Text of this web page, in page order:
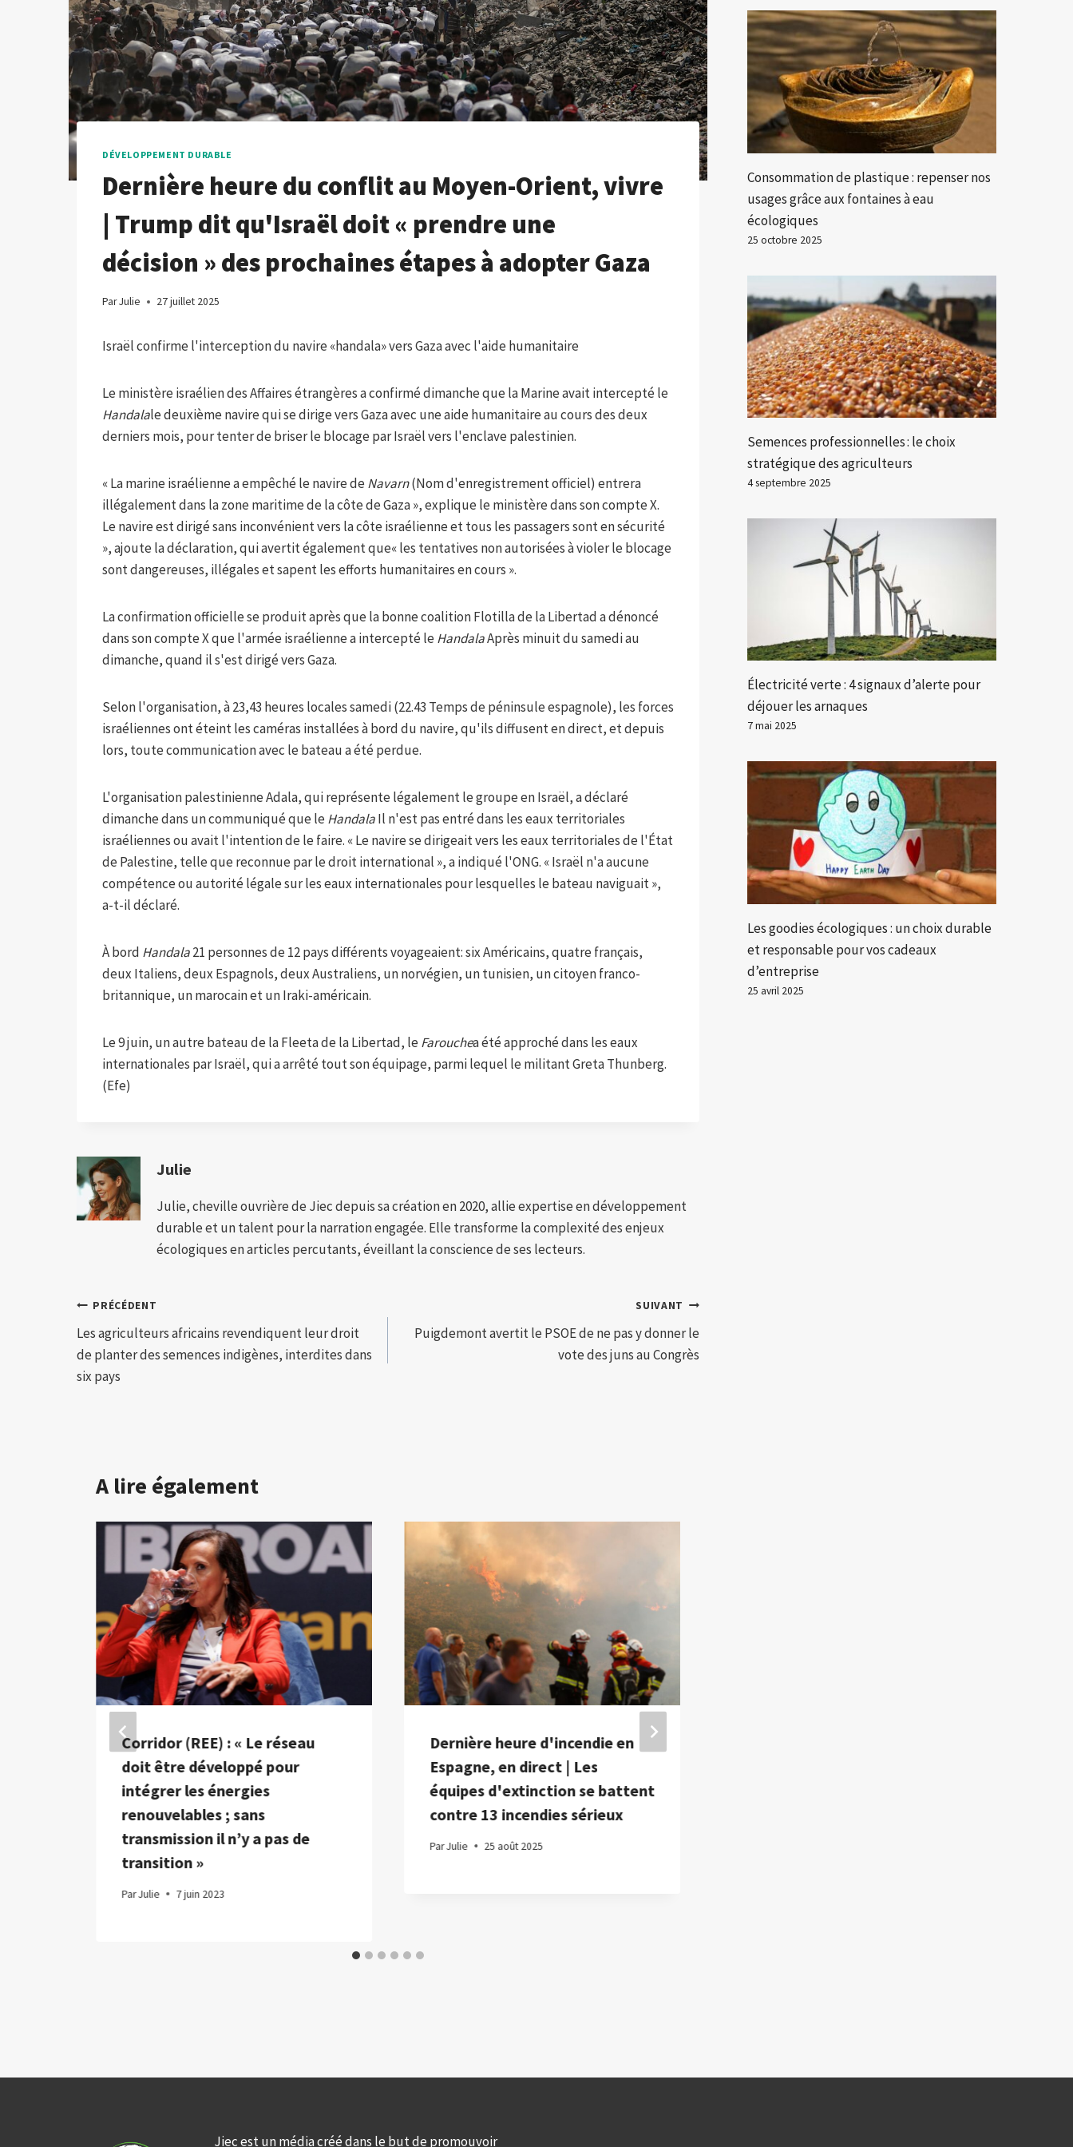
DÉVELOPPEMENT DURABLE
Dernière heure du conflit au Moyen-Orient, vivre
| Trump dit qu'Israël doit « prendre une
décision » des prochaines étapes à adopter Gaza
ParJulie 27 juillet 2025
Israël confirme l'interception du navire «handala» vers Gaza avec l'aide humanitaire
Le ministère israélien des Affaires étrangères a confirmé dimanche que la Marine avait intercepté le
Handalale deuxième navire qui se dirige vers Gaza avec une aide humanitaire au cours des deux
derniers mois, pour tenter de briser le blocage par Israël vers l'enclave palestinien.
« La marine israélienne a empêché le navire de Navarn(Nom d'enregistrement officiel) entrera
illégalement dans la zone maritime de la côte de Gaza », explique le ministère dans son compte X.
Le navire est dirigé sans inconvénient vers la côte israélienne et tous les passagers sont en sécurité
», ajoute la déclaration, qui avertit également que« les tentatives non autorisées à violer le blocage
sont dangereuses, illégales et sapent les efforts humanitaires en cours ».
La confirmation officielle se produit après que la bonne coalition Flotilla de la Libertad a dénoncé
dans son compte X que l'armée israélienne a intercepté le HandalaAprès minuit du samedi au
dimanche, quand il s'est dirigé vers Gaza.
Selon l'organisation, à 23,43 heures locales samedi (22.43 Temps de péninsule espagnole), les forces
israéliennes ont éteint les caméras installées à bord du navire, qu'ils diffusent en direct, et depuis
lors, toute communication avec le bateau a été perdue.
L'organisation palestinienne Adala, qui représente légalement le groupe en Israël, a déclaré
dimanche dans un communiqué que le HandalaIl n'est pas entré dans les eaux territoriales
israéliennes ou avait l'intention de le faire. « Le navire se dirigeait vers les eaux territoriales de l'État
de Palestine, telle que reconnue par le droit international », a indiqué l'ONG. « Israël n'a aucune
compétence ou autorité légale sur les eaux internationales pour lesquelles le bateau naviguait »,
a-t-il déclaré.
À bord Handala21 personnes de 12 pays différents voyageaient: six Américains, quatre français,
deux Italiens, deux Espagnols, deux Australiens, un norvégien, un tunisien, un citoyen franco-
britannique, un marocain et un Iraki-américain.
Le 9 juin, un autre bateau de la Fleeta de la Libertad, le Farouchea été approché dans les eaux
internationales par Israël, qui a arrêté tout son équipage, parmi lequel le militant Greta Thunberg.
(Efe)
Julie
Julie, cheville ouvrière de Jiec depuis sa création en 2020, allie expertise en développement
durable et un talent pour la narration engagée. Elle transforme la complexité des enjeux
écologiques en articles percutants, éveillant la conscience de ses lecteurs.
Navigation
de
l’article
PRÉCÉDENT
Les agriculteurs africains revendiquent leur droit
de planter des semences indigènes, interdites dans
six pays
SUIVANT
Puigdemont avertit le PSOE de ne pas y donner le
vote des juns au Congrès
A lire également
Corridor (REE) : « Le réseau
doit être développé pour
intégrer les énergies
renouvelables ; sans
transmission il n’y a pas de
transition »
ParJulie 7 juin 2023
Dernière heure d'incendie en
Espagne, en direct | Les
équipes d'extinction se battent
contre 13 incendies sérieux
ParJulie 25 août 2025
Consommation de plastique : repenser nos
usages grâce aux fontaines à eau
écologiques
25 octobre 2025
Semences professionnelles : le choix
stratégique des agriculteurs
4 septembre 2025
Électricité verte : 4 signaux d’alerte pour
déjouer les arnaques
7 mai 2025
Les goodies écologiques : un choix durable
et responsable pour vos cadeaux
d’entreprise
25 avril 2025
Jiec est un média créé dans le but de promouvoir